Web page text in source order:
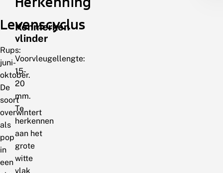
Levenscyclus
Rups:
juni-
oktober.
De
soort
overwintert
als
pop
in
een
Kenmerken
vlinder
Voorvleugellengte:
15-
20
mm.
Te
herkennen
aan het
grote
witte
vlak